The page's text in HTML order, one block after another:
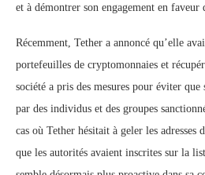
et à démontrer son engagement en faveur
Récemment, Tether a annoncé qu’elle
portefeuilles de cryptomonnaies et
société a pris des mesures pour éviter
par des individus et des groupes
cas où Tether hésitait à geler les adresses
que les autorités avaient inscrites sur la